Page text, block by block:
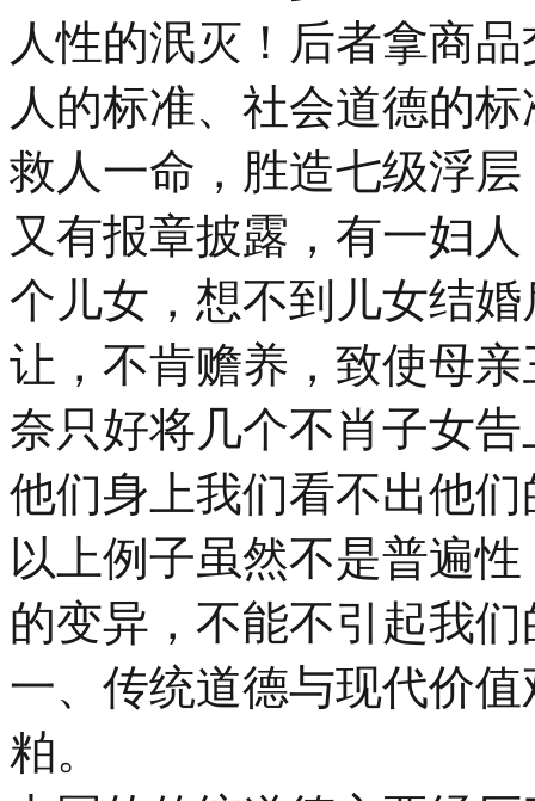
人性的泯灭！后者拿商
人的标准、社会道德的
救人一命，胜造七级浮
又有报章披露，有一妇
个儿女，想不到儿女结
让，不肯赡养，致使母
奈只好将几个不肖子女
他们身上我们看不出他
以上例子虽然不是普遍
的变异，不能不引起我
一、传统道德与现代价
粕。